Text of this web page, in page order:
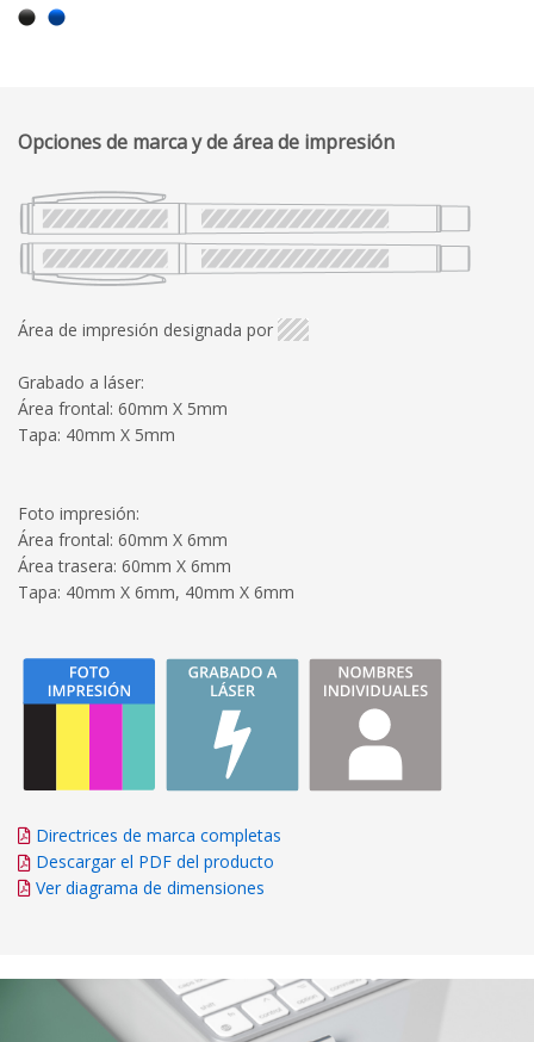
Opciones de marca y de área de impresión
Área de impresión designada por
Grabado a láser:
Área frontal: 60mm X 5mm
Tapa: 40mm X 5mm
Foto impresión:
Área frontal: 60mm X 6mm
Área trasera: 60mm X 6mm
Tapa: 40mm X 6mm, 40mm X 6mm
Directrices de marca completas
Descargar el PDF del producto
Ver diagrama de dimensiones